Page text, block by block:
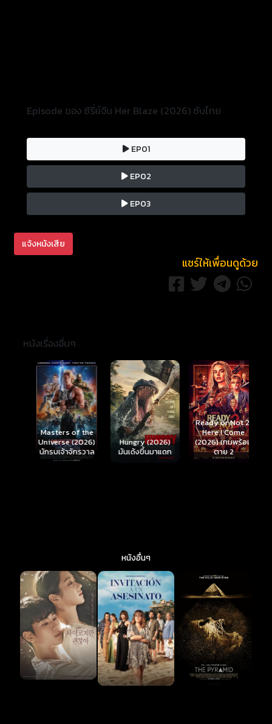
Episode ของ ซีรี่ย์จีน Her Blaze (2026) ซับไทย
EP01
EP02
EP03
แจ้งหนังเสีย
แชร์ให้เพื่อนดูด้วย
หนังเรื่องอื่นๆ
Masters of the
Universe (2026)
นักรบเจ้าจักรวาล
Hungry (2026)
มันเด้งขึ้นมาแดก
Ready or Not 2:
Here I Come
(2026) เกมพร้อม
ตาย 2
หนังอื่นๆ